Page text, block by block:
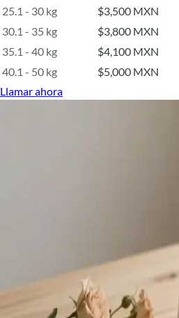
25.1 - 30 kg
$3,500 MXN
30.1 - 35 kg
$3,800 MXN
35.1 - 40 kg
$4,100 MXN
40.1 - 50 kg
$5,000 MXN
Llamar ahora